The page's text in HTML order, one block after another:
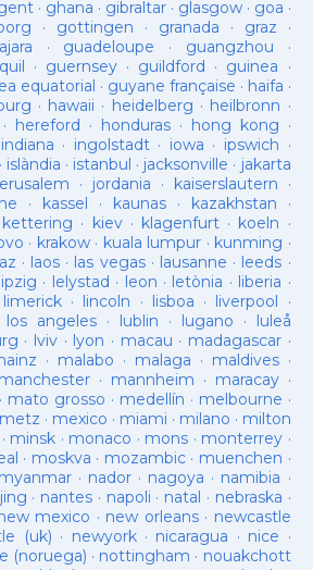
· ghana · gibraltar· glasgow· goa ·
· gottingen · granada · graz ·
· guadeloupe · guangzhou ·
· guernsey· guildford · guinea ·
equatorial · guyane française · haifa ·
· hawaii · heidelberg · heilbronn ·
· hereford · honduras· hong kong ·
indiana · ingolstadt· iowa · ipswich ·
· islàndia · istanbul · jacksonville · jakarta
· jordania · kaiserslautern ·
· kassel · kaunas· kazakhstan ·
kettering · kiev· klagenfurt · koeln ·
· krakow· kuala lumpur · kunming ·
· laos· las vegas· lausanne · leeds ·
· lelystad · leon · letònia · liberia ·
limerick· lincoln · lisboa · liverpool ·
los angeles· lublin · lugano · luleå
· lviv · lyon · macau · madagascar·
· malabo · malaga · maldives·
manchester· mannheim · maracay·
· mato grosso · medellín · melbourne ·
metz · mexico · miami · milano · milton
· minsk · monaco · mons · monterrey ·
· moskva · mozambic· muenchen ·
myanmar· nador · nagoya · namibia ·
· nantes · napoli · natal · nebraska ·
mexico · new orleans· newcastle
(uk) · newyork· nicaragua · nice ·
(noruega) · nottingham · nouakchott